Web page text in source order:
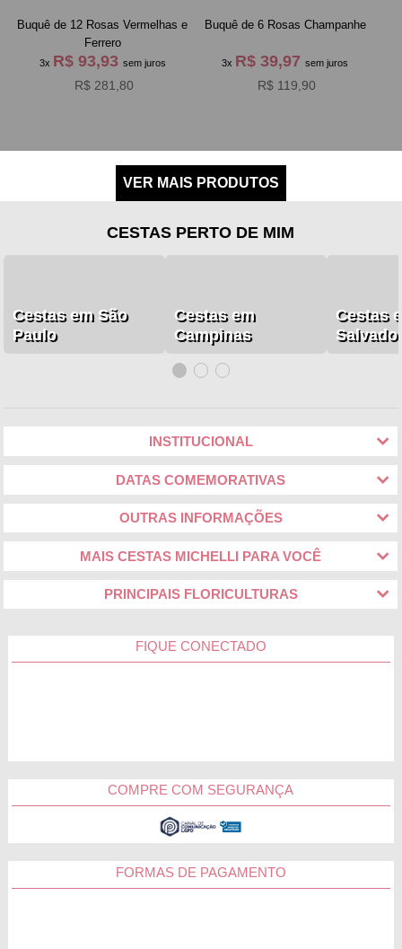
Buquê de 12 Rosas Vermelhas e
Ferrero
3x R$ 93,93 sem juros
R$ 281,80
Buquê de 6 Rosas Champanhe
3x R$ 39,97sem juros
R$ 119,90
CESTAS PERTO DE MIM
Cestas em São
Paulo
Cestas em
Campinas
Cestas
INSTITUCIONAL
DATAS COMEMORATIVAS
OUTRAS INFORMAÇÕES
MAIS CESTAS MICHELLI PARA VOCÊ
PRINCIPAIS FLORICULTURAS
FIQUE CONECTADO
COMPRE COM SEGURANÇA
FORMAS DE PAGAMENTO